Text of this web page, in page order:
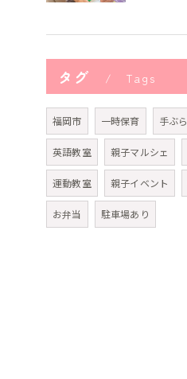
タグ Tags
福岡市 一時保育 手ぶら
英語教室 親子マルシェ
運動教室 親子イベント
お弁当 駐車場あり